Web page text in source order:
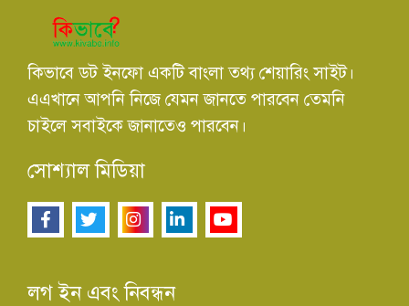
কিভাবে ডট ইনফো একটি বাংলা তথ্য শেয়ারিং সাইট।
এএখানে আপনি নিজে যেমন জানতে পারবেন তেমনি
চাইলে সবাইকে জানাতেও পারবেন।
সোশ্যাল মিডিয়া
লগ ইন এবং নিবন্ধন